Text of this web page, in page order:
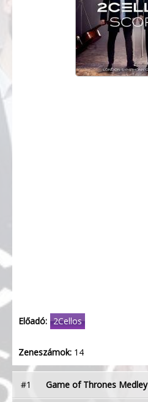
Előadó: 2Cellos
Zeneszámok: 14
#1 Game of Thrones Medley